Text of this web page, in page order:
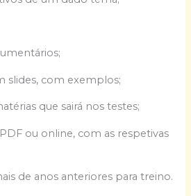
slides, com exemplos;
que sairá nos testes;
ou online, com as respetivas
de anos anteriores para treino.